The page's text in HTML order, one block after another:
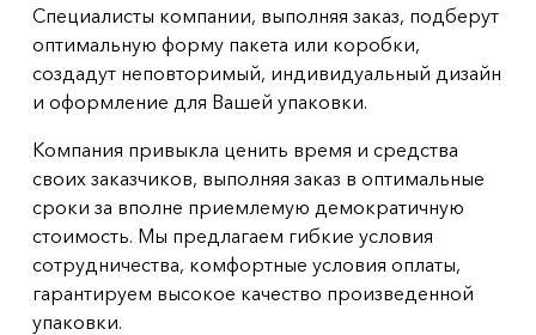
Специалисты компании, выполняя заказ, подберут
оптимальную форму пакета или коробки,
создадут неповторимый, индивидуальный дизайн
и оформление для Вашей упаковки.
Компания привыкла ценить время и средства
своих заказчиков, выполняя заказ в оптимальные
сроки за вполне приемлемую демократичную
стоимость. Мы предлагаем гибкие условия
сотрудничества, комфортные условия оплаты,
гарантируем высокое качество произведенной
упаковки.